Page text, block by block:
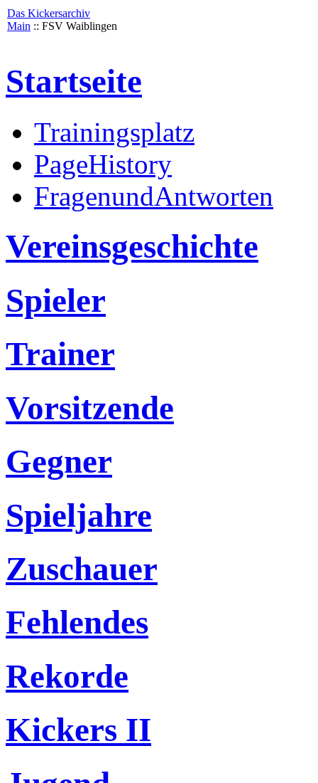
Das Kickersarchiv
Main :: FSV Waiblingen
Startseite
Trainingsplatz
PageHistory
FragenundAntworten
Vereinsgeschichte
Spieler
Trainer
Vorsitzende
Gegner
Spieljahre
Zuschauer
Fehlendes
Rekorde
Kickers II